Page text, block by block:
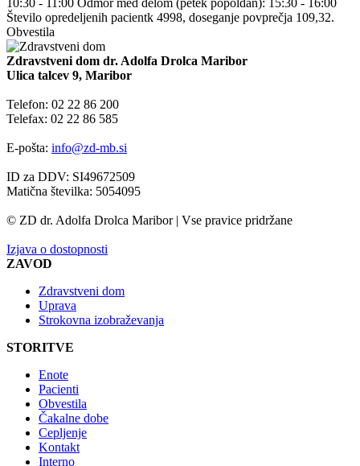
10:30 - 11:00 Odmor med delom (petek popoldan): 15:30 - 16:00
Število opredeljenih pacientk 4998, doseganje povprečja 109,32.
Obvestila
Zdravstveni dom dr. Adolfa Drolca Maribor
Ulica talcev 9, Maribor
Telefon: 02 22 86 200
Telefax: 02 22 86 585
E-pošta: info@zd-mb.si
ID za DDV: SI49672509
Matična številka: 5054095
© ZD dr. Adolfa Drolca Maribor | Vse pravice pridržane
Izjava o dostopnosti
ZAVOD
Zdravstveni dom
Uprava
Strokovna izobraževanja
STORITVE
Enote
Pacienti
Obvestila
Čakalne dobe
Cepljenje
Kontakt
Interno